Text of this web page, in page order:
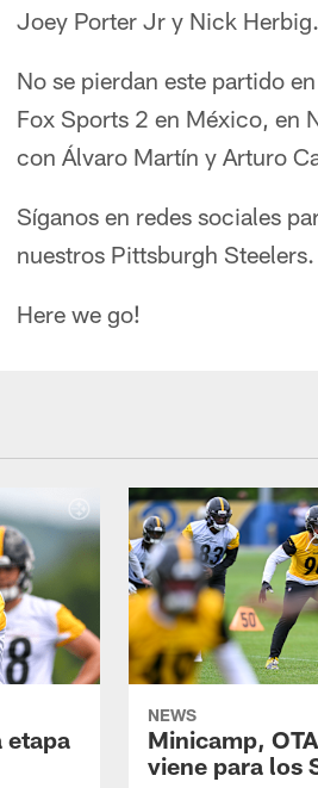
Joey Porter Jr y Nick Herbig.
No se pierdan este partido
Fox Sports 2 en México, en
con Álvaro Martín y Arturo
Síganos en redes sociales
nuestros Pittsburgh Steelers.
Here we go!
etapa
NEWS
Minicamp,
viene para los